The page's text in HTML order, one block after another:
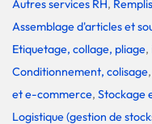
Autres services RH,
Assemblage d'articles et
Etiquetage, collage, pliage,
Conditionnement, colisage,
et e-commerce, Stockage
Logistique (gestion de